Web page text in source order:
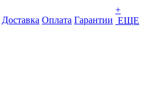
Доставка Оплата Гарантии
+
ЕЩЕ